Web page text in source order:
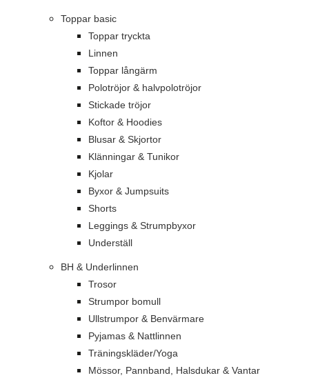
Toppar basic
Toppar tryckta
Linnen
Toppar långärm
Polotröjor & halvpolotröjor
Stickade tröjor
Koftor & Hoodies
Blusar & Skjortor
Klänningar & Tunikor
Kjolar
Byxor & Jumpsuits
Shorts
Leggings & Strumpbyxor
Underställ
BH & Underlinnen
Trosor
Strumpor bomull
Ullstrumpor & Benvärmare
Pyjamas & Nattlinnen
Träningskläder/Yoga
Mössor, Pannband, Halsdukar & Vantar